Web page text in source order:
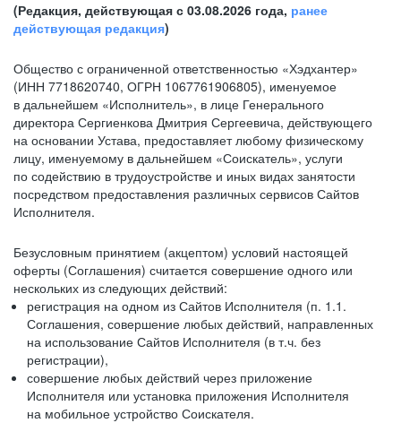
(Редакция, действующая с 03.08.2026 года, ранее
действующая редакция)
Общество с ограниченной ответственностью «Хэдхантер»
(ИНН 7718620740, ОГРН 1067761906805), именуемое
в дальнейшем «Исполнитель», в лице Генерального
директора Сергиенкова Дмитрия Сергеевича, действующего
на основании Устава, предоставляет любому физическому
лицу, именуемому в дальнейшем «Соискатель», услуги
по содействию в трудоустройстве и иных видах занятости
посредством предоставления различных сервисов Сайтов
Исполнителя.
Безусловным принятием (акцептом) условий настоящей
оферты (Соглашения) считается совершение одного или
нескольких из следующих действий:
регистрация на одном из Сайтов Исполнителя (п. 1.1.
Соглашения, совершение любых действий, направленных
на использование Сайтов Исполнителя (в т.ч. без
регистрации),
совершение любых действий через приложение
Исполнителя или установка приложения Исполнителя
на мобильное устройство Соискателя.